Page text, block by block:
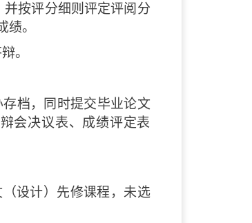
按评分细则评定评阅分
。
。
档，同时提交毕业论文
会决议表、成绩评定表
设计）先修课程，未选